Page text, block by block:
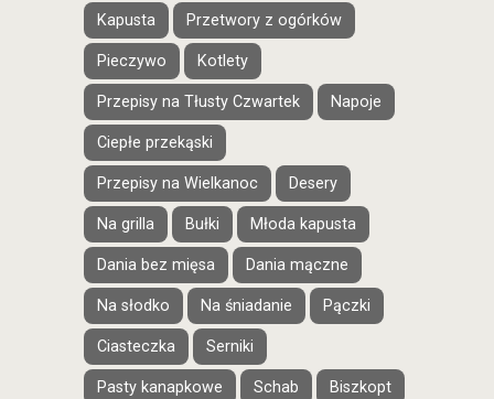
Kapusta Przetwory z ogórków
Pieczywo Kotlety
Przepisy na Tłusty Czwartek Napoje
Ciepłe przekąski
Przepisy na Wielkanoc Desery
Na grilla Bułki Młoda kapusta
Dania bez mięsa Dania mączne
Na słodko Na śniadanie Pączki
Ciasteczka Serniki
Pasty kanapkowe Schab Biszkopt